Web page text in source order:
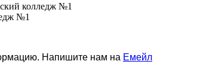
колледж №1
№1
Напишите нам на Емейл